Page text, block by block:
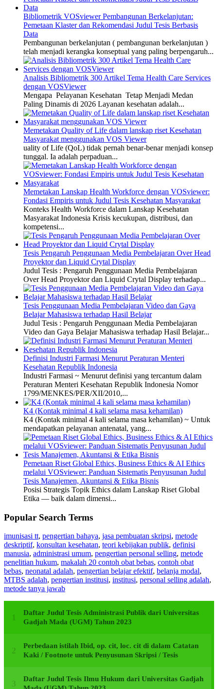
Bibliometrik VOSviewer Pembangunan Berkelanjutan:
Pemetaan Klaster dan Rekomendasi Judul Tesis Berbasis
Data
Pembangunan berkelanjutan ( pembangunan berkelanjutan )
telah menjadi kerangka konseptual yang paling berpengaruh...
Analisis Bibliometrik 300 Artikel Tema Health Care Services
dengan VOSViewer
Mengapa Pelayanan Kesehatan Tetap Menjadi Medan
Paling Dinamis di 2026 Layanan kesehatan adalah...
Memetakan Quality of Life dalam lanskap riset Kesehatan
Masyarakat menggunakan VOS Viewer
uality of Life (QoL) tidak pernah benar-benar menjadi konsep
tunggal. Ia adalah perpaduan...
Memetakan Lanskap Health Workforce dengan VOSviewer:
Fondasi Empiris untuk Judul Tesis Kesehatan Masyarakat
Konteks Health Workforce dalam Lanskap Kesehatan
Masyarakat Indonesia Krisis kecukupan, distribusi, dan
kompetensi...
Tesis Pengaruh Penggunaan Media Pembelajaran Over Head
Proyektor dan Liquid Crytal Display
Judul Tesis : Pengaruh Penggunaan Media Pembelajaran
Over Head Proyektor dan Liquid Crytal Display terhadap...
Tesis Penggunaan Media Pembelajaran Video dan Gaya
Belajar Mahasiswa terhadap Hasil Belajar
Judul Tesis : Pengaruh Penggunaan Media Pembelajaran
Video dan Gaya Belajar Mahasiswa terhadap Hasil Belajar...
Definisi Industri Farmasi Menurut Peraturan Menteri
Kesehatan Republik Indonesia
Industri Farmasi ~ Menurut definisi yang tercantum dalam
Peraturan Menteri Kesehatan Republik Indonesia Nomor
1799/MENKES/PER/XII/2010,...
K4 (Kontak minimal 4 kali selama masa kehamilan)
K4 (Kontak minimal 4 kali selama masa kehamilan) ~ Untuk
mendapatkan pelayanan antenatal, yang...
Pemetaan Riset Global Ethics, Business Ethics & AI Ethics
melalui VOSviewer: Panduan Sistematis Penyusunan Judul
Tesis Manajemen, Akuntansi & Etika Bisnis
Posisi Strategis Topik Ethics dalam Lanskap Riset Global
Etika — baik dalam dimensi...
Popular Search Terms
imunisasi tt, pengertian bahaya, jasa pembuatan skripsi, metode
deskriptif, konsultan kesehatan, teori kebijakan publik, definisi
manusia, administrasi umum, pengertian personal selling, metode
penelitian hukum, makalah 20 contoh obat bebas, contoh obat
bebas, neonatal adalah, pengertian belajar efektif, belanja modal,
MTBS adalah, pengertian institusi, institusi, personal selling adalah,
metode tanya jawab
Daftar Judul Tesis Administrasi Publik dari Universitas
Gadjah Mada (UGM) Tahun 2023
Perbedaan istilah Ibid, op. cit, loc. cit di dalam Catatan
Kaki / Footnote untuk Penyusunan Skripsi / Tesis
Daftar Judul Tesis Ilmu Hukum dari Universitas Gadjah